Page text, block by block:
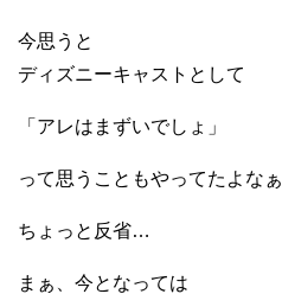
今思うと
ディズニーキャストとして
「アレはまずいでしょ」
って思うこともやってたよなぁ
ちょっと反省…
まぁ、今となっては